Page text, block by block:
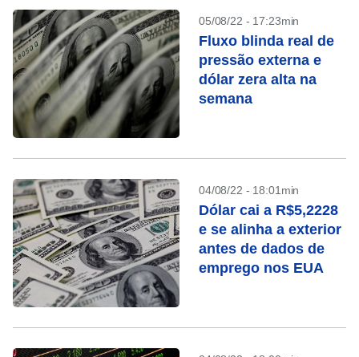
05/08/22 - 17:23min
Fluxo blinda real de
pressão externa e
dólar zera alta na
semana
04/08/22 - 18:01min
Dólar cai a R$5,2228
e se alinha a exterior
antes de dados de
emprego nos EUA